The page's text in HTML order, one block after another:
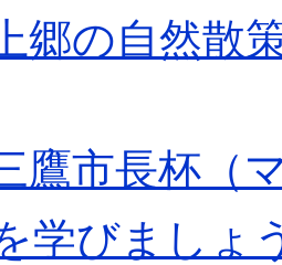
郷の自然散
鷹市長杯（
学びましょ